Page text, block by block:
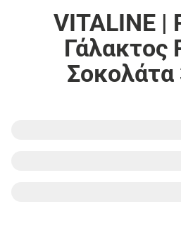
VITALINE
Γάλακτος